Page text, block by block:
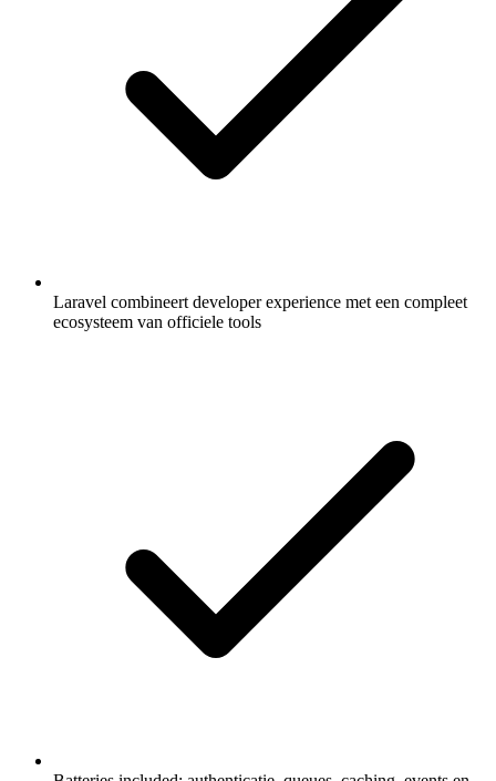
Laravel combineert developer experience met een compleet
ecosysteem van officiele tools